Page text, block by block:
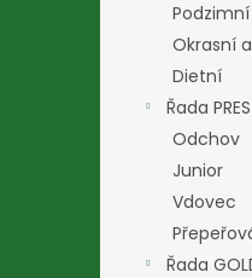
Okrasní
Dietní
Řada
Odchov
Junior
Vdovec
Řada